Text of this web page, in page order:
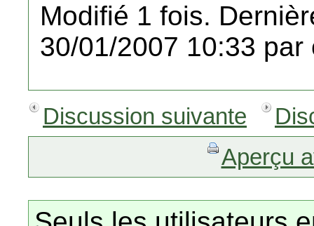
Modifié 1 fois.
30/01/2007 10:33 par
Discussion suivante
Aperçu